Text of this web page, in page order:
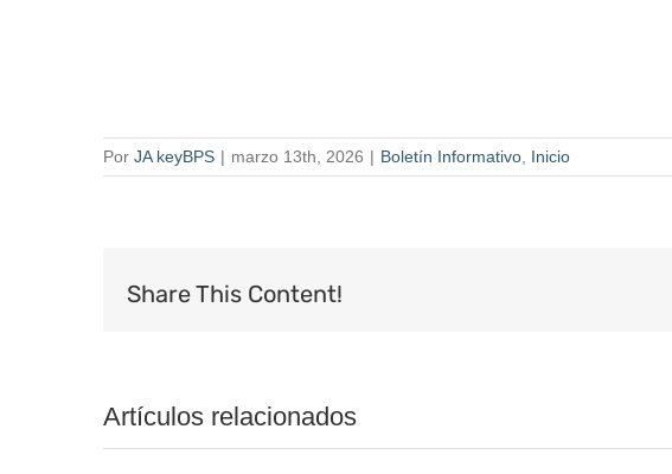
Por JA keyBPS | marzo 13th, 2026 | Boletín Informativo Inicio
Share This Content!
Artículos relacionados